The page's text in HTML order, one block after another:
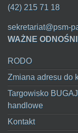
(42) 215 71 18
sekretariat@psm-
WAŻNE
RODO
Zmiana adresu do
Targowisko
handlowe
Kontakt